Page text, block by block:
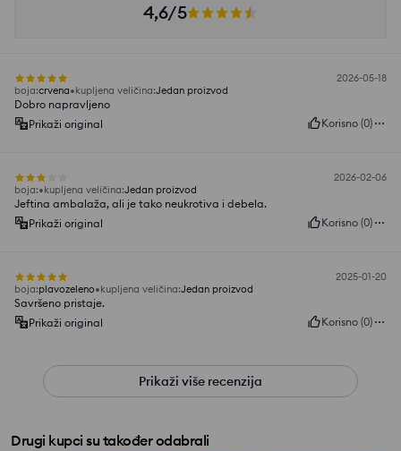
4,6/5
2026-05-18
boja:crvena kupljena veličina:Jedan proizvod
Dobro napravljeno
Prikaži original
Korisno (0)
2026-02-06
boja: kupljena veličina:Jedan proizvod
Jeftina ambalaža, ali je tako neukrotiva i debela.
Prikaži original
Korisno (0)
2025-01-20
boja:plavozeleno kupljena veličina:Jedan proizvod
Savršeno pristaje.
Prikaži original
Korisno (0)
Prikaži više recenzija
Drugi kupci su također odabrali